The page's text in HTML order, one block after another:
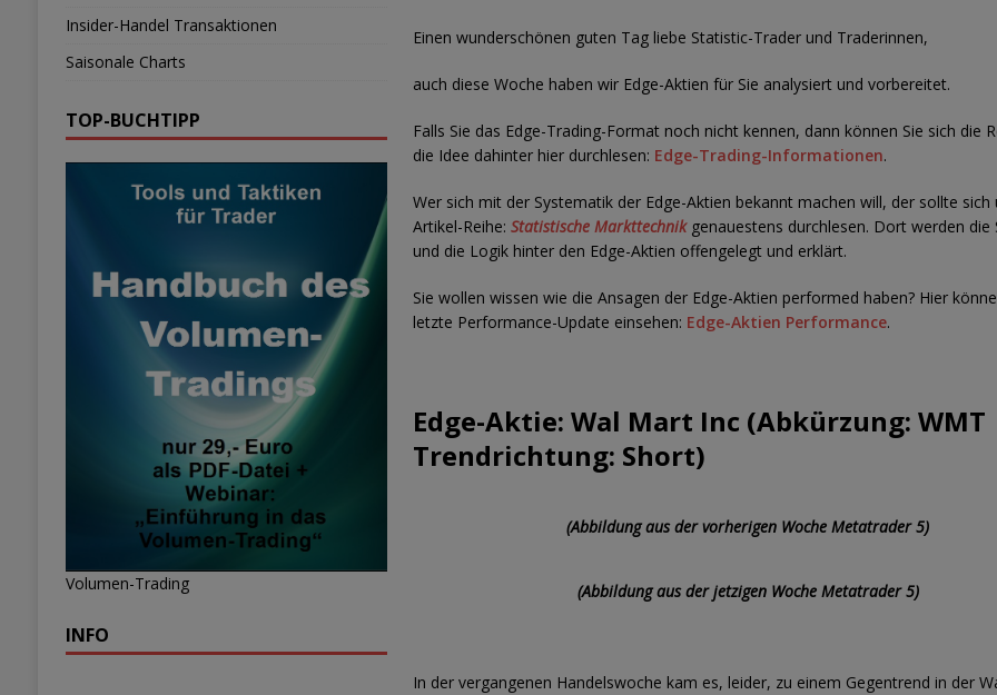
Einen wunderschönen guten Tag liebe Statistic-Trader und Traderinnen,
auch diese Woche haben wir Edge-Aktien für Sie analysiert und vorbereitet.
Falls Sie das Edge-Trading-Format noch nicht kennen, dann können Sie sich die
die Idee dahinter hier durchlesen: Edge-Trading-Informationen.
Wer sich mit der Systematik der Edge-Aktien bekannt machen will, der sollte sich
Artikel-Reihe:Statistische Markttechnik genauestens durchlesen. Dort werden die
und die Logik hinter den Edge-Aktien offengelegt und erklärt.
Sie wollen wissen wie die Ansagen der Edge-Aktien performed haben? Hier
letzte Performance-Update einsehen: Edge-Aktien Performance.
Edge-Aktie: Wal Mart Inc (Abkürzung: WMT
Trendrichtung: Short)
(Abbildung aus der vorherigen Woche Metatrader 5)
(Abbildung aus der jetzigen Woche Metatrader 5)
In der vergangenen Handelswoche kam es, leider, zu einem Gegentrend in der
Insider-Handel Transaktionen
Saisonale Charts
TOP-BUCHTIPP
Volumen-Trading
INFO